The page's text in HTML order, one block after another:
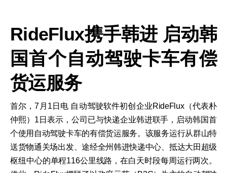
RideFlux携手韩进 启动韩
国首个自动驾驶卡车有偿
货运服务
首尔，7月1日电 自动驾驶软件初创企业RideFlux（代表朴
仲熙）1日表示，公司已与快递企业韩进联手，启动韩国首
个使用自动驾驶卡车的有偿货运服务。该服务运行从群山特
送货物通关场出发、途经全州韩进快递中心、抵达大田超级
枢纽中心的单程116公里线路，在白天时段每周运行两次。